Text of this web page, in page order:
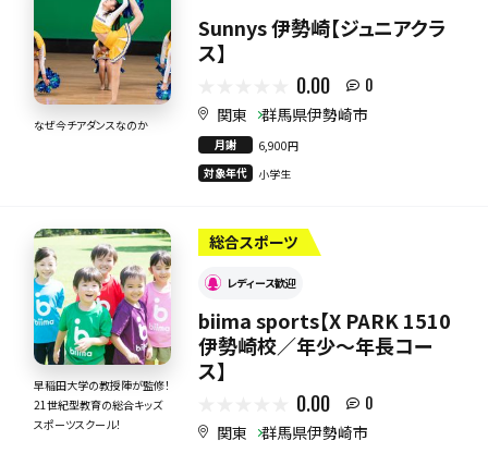
なぜ今チアダンスなのか
Sunnys 伊勢崎【ジュニアクラ
ス】
0.00 0
関東 群馬県伊勢崎市
月謝
6,900円
対象年代
小学生
早稲田大学の教授陣が監修！
21世紀型教育の総合キッズ
スポーツスクール！
総合スポーツ
レディース歓迎
biima sports【X PARK 1510
伊勢崎校／年少～年長コー
ス】
0.00 0
関東 群馬県伊勢崎市